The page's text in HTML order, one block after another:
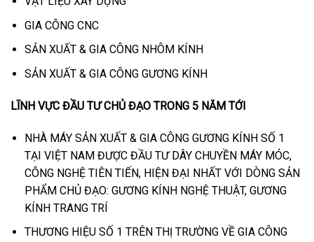
GIA CÔNG CNC
SẢN XUẤT & GIA CÔNG NHÔM KÍNH
SẢN XUẤT & GIA CÔNG GƯƠNG KÍNH
LĨNH VỰC ĐẦU TƯ CHỦ ĐẠO TRONG 5 NĂM TỚI
NHÀ MÁY SẢN XUẤT & GIA CÔNG GƯƠNG KÍNH SỐ 1
TẠI VIỆT NAM ĐƯỢC ĐẦU TƯ DÂY CHUYỀN MÁY MÓC,
CÔNG NGHỆ TIÊN TIẾN, HIỆN ĐẠI NHẤT VỚI DÒNG SẢN
PHẨM CHỦ ĐẠO: GƯƠNG KÍNH NGHỆ THUẬT, GƯƠNG
KÍNH TRANG TRÍ
THƯƠNG HIỆU SỐ 1 TRÊN THỊ TRƯỜNG VỀ GIA CÔNG